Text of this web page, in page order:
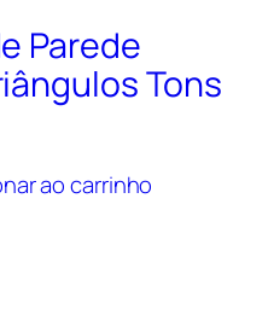
Parede
Tons
ao carrinho